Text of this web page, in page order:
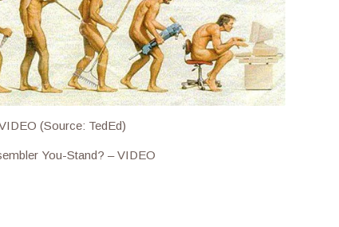
(Source: TedEd)
You-Stand? – VIDEO